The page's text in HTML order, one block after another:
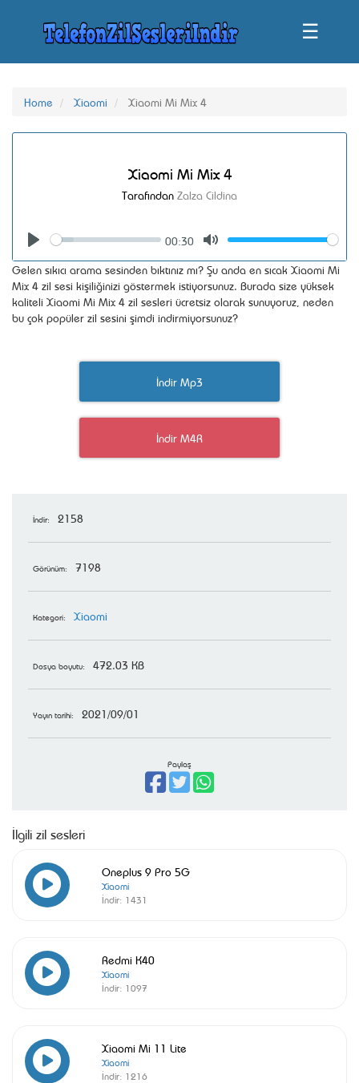
☰
Home Xiaomi Xiaomi Mi Mix 4
Xiaomi Mi Mix 4
Tarafından Zalza Cildina
Seek
00:30
Volume
Gelen sıkıcı arama sesinden bıktınız mı? Şu anda en sıcak Xiaomi Mi
Mix 4 zil sesi kişiliğinizi göstermek istiyorsunuz. Burada size yüksek
kaliteli Xiaomi Mi Mix 4 zil sesleri ücretsiz olarak sunuyoruz, neden
bu çok popüler zil sesini şimdi indirmiyorsunuz?
İndir Mp3
İndir M4R
İndir: 2158
Görünüm: 7198
Kategori: Xiaomi
Dosya boyutu: 472.03 KB
Yayın tarihi: 2021/09/01
Paylaş
İlgili zil sesleri
Oneplus 9 Pro 5G
Xiaomi
İndir: 1431
Redmi K40
Xiaomi
İndir: 1097
Xiaomi Mi 11 Lite
Xiaomi
İndir: 1216